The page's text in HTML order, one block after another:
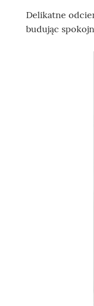
Delikatne
budując